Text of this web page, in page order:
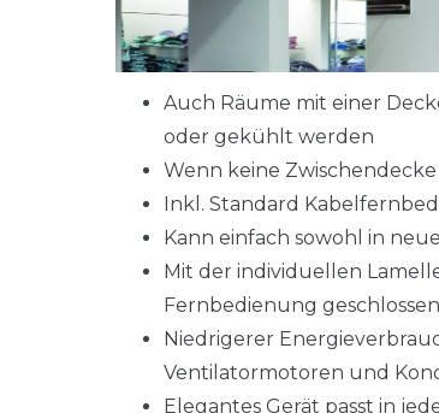
Auch Räume mit einer
oder gekühlt werden
Wenn keine
Inkl. Standard
Kann einfach sowohl in
Mit der individuellen
Fernbedienung
Niedrigerer
Ventilatormotoren und
Elegantes Gerät passt in